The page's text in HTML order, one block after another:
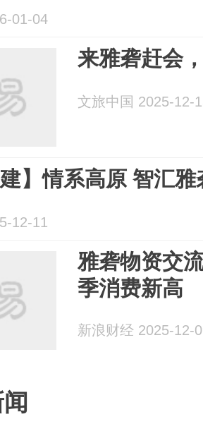
01-04
来雅砻赶会
文旅中国 2025-12-
建】情系高原 智汇雅
12-11
雅砻物资交
季消费新高
新浪财经 2025-12-